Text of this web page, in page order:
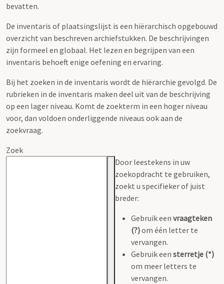
bevatten.
De inventaris of plaatsingslijst is een hiërarchisch opgebouwd
overzicht van beschreven archiefstukken. De beschrijvingen
zijn formeel en globaal. Het lezen en begrijpen van een
inventaris behoeft enige oefening en ervaring.
Bij het zoeken in de inventaris wordt de hiërarchie gevolgd. De
rubrieken in de inventaris maken deel uit van de beschrijving
op een lager niveau. Komt de zoekterm in een hoger niveau
voor, dan voldoen onderliggende niveaus ook aan de
zoekvraag.
Zoek
Door leestekens in uw
zoekopdracht te gebruiken,
zoekt u specifieker of juist
breder:
Gebruik een vraagteken
(?)om één letter te
vervangen.
Gebruik een sterretje (*)
om meer letters te
vervangen.